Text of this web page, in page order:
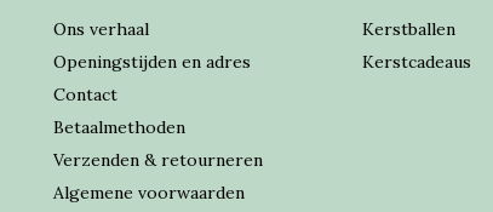
Ons verhaal
Openingstijden en adres
Contact
Betaalmethoden
Verzenden & retourneren
Algemene voorwaarden
Kerstballen
Kerstcadeaus